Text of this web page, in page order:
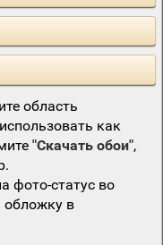
область
как
"Скачать обои",
фото-статус во
обложку в